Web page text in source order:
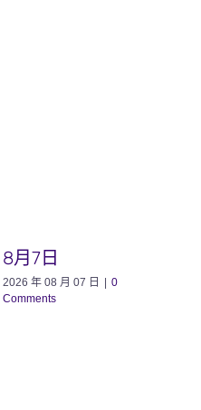
8月7日
2026 年 08 月 07 日
0
Comments